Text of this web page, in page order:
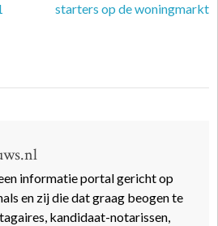
starters op de woningmarkt
informatie portal gericht op
en zij die dat graag beogen te
kandidaat-notarissen,